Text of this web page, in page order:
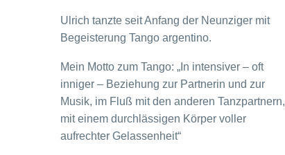
Ulrich tanzte seit Anfang der Neunziger mit
Begeisterung Tango argentino.
Mein Motto zum Tango: „In intensiver – oft
inniger – Beziehung zur Partnerin und zur
Musik, im Fluß mit den anderen Tanzpartnern,
mit einem durchlässigen Körper voller
aufrechter Gelassenheit“